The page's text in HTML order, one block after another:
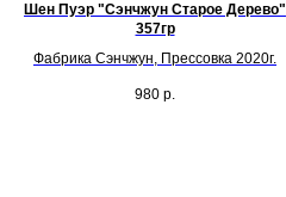
Шен Пуэр "Сэнчжун Старое Дерево"
357гр
Фабрика Сэнчжун, Прессовка 2020г.
980 р.